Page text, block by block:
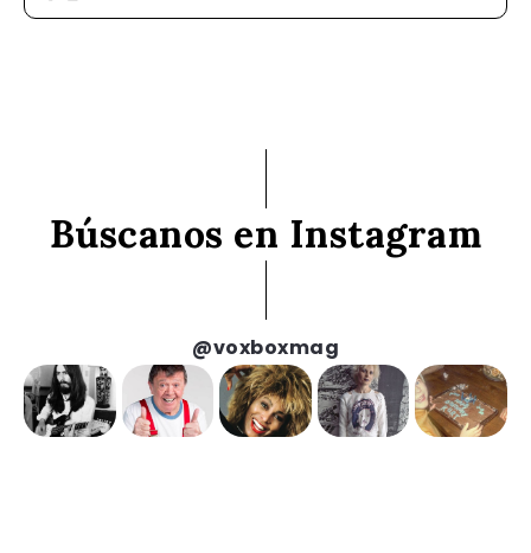
Búscanos en Instagram
@voxboxmag